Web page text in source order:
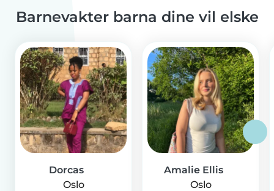
Barnevakter barna dine vil elske
Dorcas
Oslo
Amalie Ellis
Oslo